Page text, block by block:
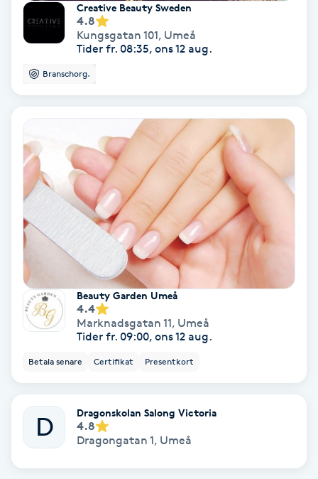
Frekvensterapi
Frisör
Funktionsanalys
Föning
Gel naglar
Gellack
Gellack med förstärkning
Creative Beauty Sweden
4.8
Kungsgatan 101, Umeå
Tider fr. 08:35, ons 12 aug.
Branschorg.
Beauty Garden Umeå
4.4
Marknadsgatan 11, Umeå
Tider fr. 09:00, ons 12 aug.
Betala senare Certifikat Presentkort
D Dragonskolan Salong Victoria
4.8
Dragongatan 1, Umeå